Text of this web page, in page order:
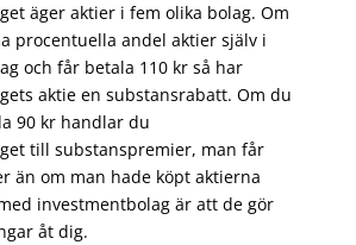
äger aktier i fem olika bolag. Om
procentuella andel aktier själv i
och får betala 110 kr så har
aktie en substansrabatt. Om du
90 kr handlar du
till substanspremier, man får
än om man hade köpt aktierna
investmentbolag är att de gör
åt dig.